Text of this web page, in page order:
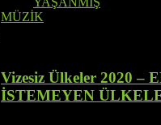
MÜZİK
Vizesiz Ülkeler 2020 –
İSTEMEYEN